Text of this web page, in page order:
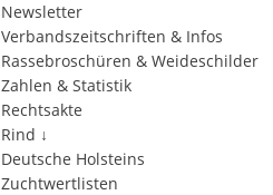
Newsletter
Verbandszeitschriften & Infos
Rassebroschüren & Weideschilder
Zahlen & Statistik
Rechtsakte
Rind ↓
Deutsche Holsteins
Zuchtwertlisten